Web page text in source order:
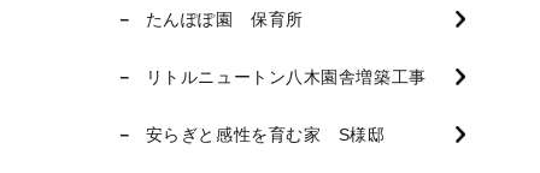
たんぽぽ園 保育所
リトルニュートン八木園舎増築工事
安らぎと感性を育む家 S様邸